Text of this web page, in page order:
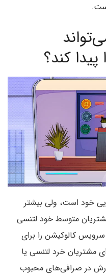
کند؟
خود است، ولی بیشتر
متوسط خود لتنسی
کالوکیشن را برای
مشتریان خرد لتنسی یا
در صرافی‌های محبوب